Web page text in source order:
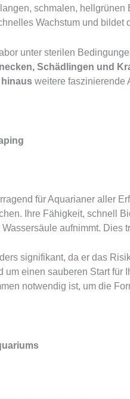
schmalen, hellgrünen
Wachstum und
unter sterilen
Schädlingen und
weitere faszinierende
für Aquarianer aller
Ihre Fähigkeit, schnell
aufnimmt.
signifikant, da er das
einen sauberen Start
notwendig ist, um die